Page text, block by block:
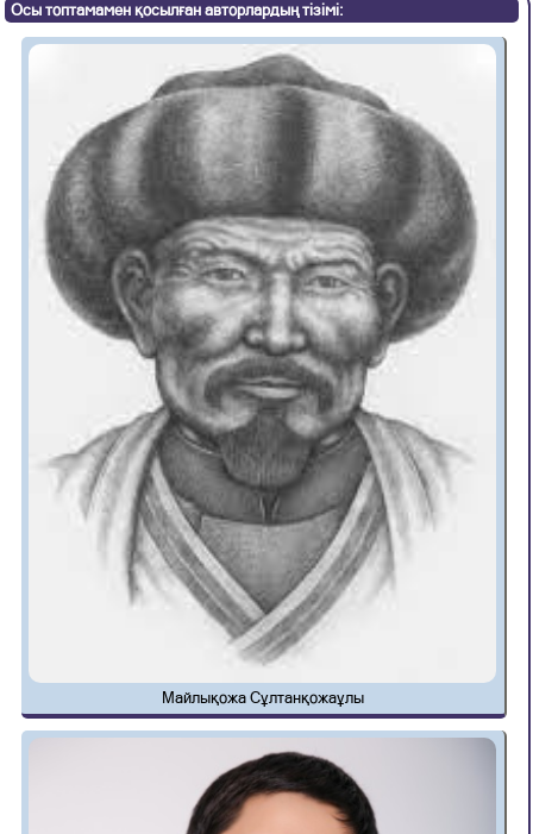
Осы топтамамен қосылған авторлардың тізімі:
Майлықожа Сұлтанқожаұлы